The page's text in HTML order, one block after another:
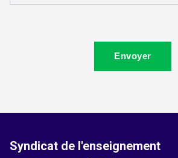
Envoyer
Syndicat de l'enseignement